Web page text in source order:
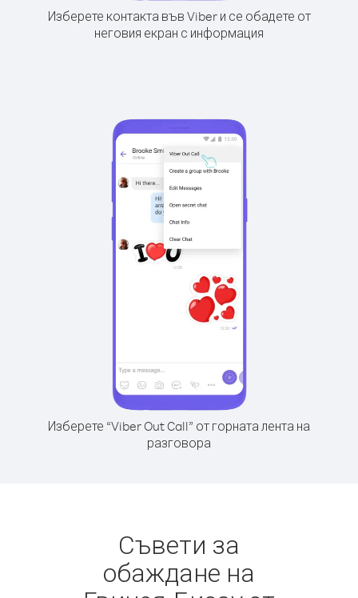
Изберете контакта във Viber и се обадете от
неговия екран с информация
Изберете “Viber Out Call” от горната лента на
разговора
Съвети за
обаждане на